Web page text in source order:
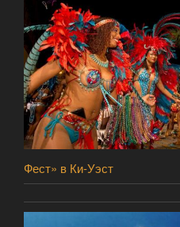
Фест» в Ки-Уэст